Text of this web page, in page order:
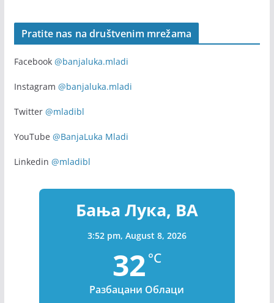
Pratite nas na društvenim mrežama
Facebook @banjaluka.mladi
Instagram @banjaluka.mladi
Twitter @mladibl
YouTube @BanjaLuka Mladi
Linkedin @mladibl
Бања Лука, BA
3:52 pm, August 8, 2026
32 °C
Разбацани Облаци